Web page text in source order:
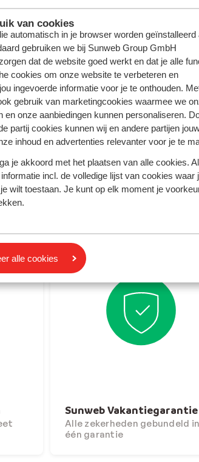
van cookies
automatisch in je browser worden geïnstalleerd
gebruiken we bij Sunweb Group GmbH
dat de website goed werkt en dat je alle
cookies om onze website te verbeteren en
ingevoerde informatie voor je te onthouden.
gebruik van marketingcookies waarmee we
en onze aanbiedingen kunnen personaliseren.
partij cookies kunnen wij en andere partijen
inhoud en advertenties relevanter voor je te
je akkoord met het plaatsen van alle cookies.
incl. de volledige lijst van cookies waar
wilt toestaan. Je kunt op elk moment je
alle cookies
27 Examenreizen naar de
Zoek de zon op met je
op reis
Sunweb Vakantiegarantie
Alle zekerheden gebundeld in
één garantie